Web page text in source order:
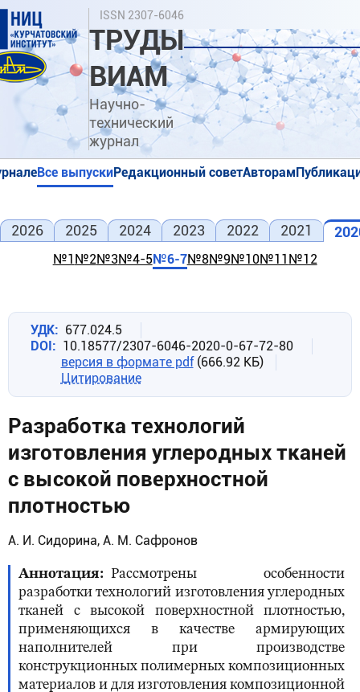
Перейти
основному
содержанию
ISSN 2307-6046
ТРУДЫ
ВИАМ
Научно-
технический
журнал
Поиск
Все выпускиРедакционный советАвторам
2026 2025 2024 2023 2022 2021
№1 №2№3№4-5№6-7№8№9№10№11 №12
УДК
677.024.5
DOI
10.18577/2307-6046-2020-0-67-72-80
версия в формате pdf (666.92 КБ)
Цитирование
Разработка технологий
изготовления углеродных тканей
с высокой поверхностной
плотностью
А. И. Сидорина, А. М. Сафронов
Аннотация
Рассмотрены особенности
разработки технологий изготовления углеродных
тканей с высокой поверхностной плотностью,
применяющихся в качестве армирующих
наполнителей при производстве
конструкционных полимерных композиционных
материалов и для изготовления композиционной